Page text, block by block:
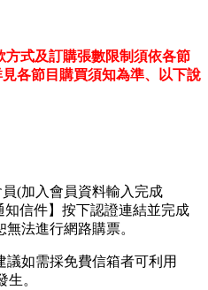
式及訂購張數限制須依各節
各節目購買須知為準、以下說
(加入會員資料輸入完成
信件】按下認證連結並完成
法進行網路購票。
議如需採免費信箱者可利用
。